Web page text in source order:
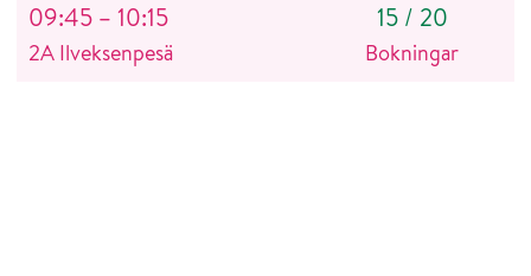
09:45 – 10:15
2A Ilveksenpesä
15/ 20
Bokningar